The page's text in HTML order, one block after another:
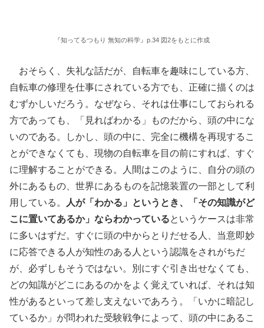
『知ってるつもり 無知の科学』p.34 図2をもとに作成
おそらく、失礼な話だが、自転車を趣味にしている方、
自転車の修理を仕事にされている方でも、正確に描くのは
むずかしいだろう。なぜなら、それは仕事にしておられる
方であっても、「見ればわかる」ものだから、頭の中にな
いのである。しかし、頭の中に、完全に機構を再現するこ
とができなくても、現物の自転車を目の前にすれば、すぐ
に理解することができる。人間はこのように、自分の頭の
外にあるもの、世界にあるものを記憶装置の一部として利
用している。
人が「わかる」というとき、「その知識がど
こに置いてあるか」ならわかっているというケースは非常
に多いはずだ。すぐに頭の中からとりだせる人、当意即妙
に応答できる人が知性のある人という認識をされがちだ
が、必ずしもそうではない。別にすぐ引き出せなくても、
どの知識がどこにあるのかをよく覚えていれば、それは知
性があるといって差し支えないであろう。「いかに暗記し
ているか」が問われた受験戦争によって、頭の中にあるこ